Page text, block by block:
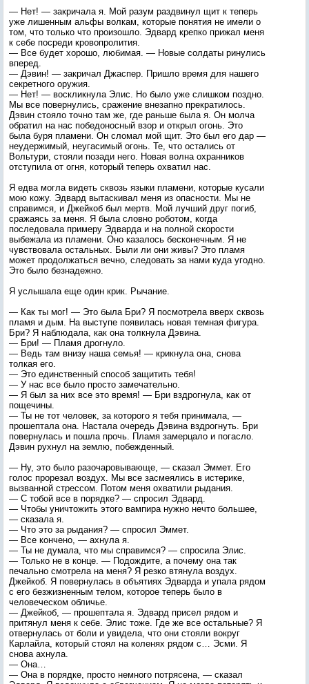
— Нет! — закричала я. Мой разум раздвинул щит к теперь
уже лишенным альфы волкам, которые понятия не имели о
том, что только что произошло. Эдвард крепко прижал меня
к себе посреди кровопролития.
— Все будет хорошо, любимая. — Новые солдаты ринулись
вперед.
— Дэвин! — закричал Джаспер. Пришло время для нашего
секретного оружия.
— Нет! — воскликнула Элис. Но было уже слишком поздно.
Мы все повернулись, сражение внезапно прекратилось.
Дэвин стояло точно там же, где раньше была я. Он молча
обратил на нас победоносный взор и открыл огонь. Это
была буря пламени. Он сломал мой щит. Это был его дар —
неудержимый, неугасимый огонь. Те, что остались от
Вольтури, стояли позади него. Новая волна охранников
отступила от огня, который теперь охватил нас.
Я едва могла видеть сквозь языки пламени, которые кусали
мою кожу. Эдвард вытаскивал меня из опасности. Мы не
справимся, и Джейкоб был мертв. Мой лучший друг погиб,
сражаясь за меня. Я была словно роботом, когда
последовала примеру Эдварда и на полной скорости
выбежала из пламени. Оно казалось бесконечным. Я не
чувствовала остальных. Были ли они живы? Это пламя
может продолжаться вечно, следовать за нами куда угодно.
Это было безнадежно.
Я услышала еще один крик. Рычание.
— Как ты мог! — Это была Бри? Я посмотрела вверх сквозь
пламя и дым. На выступе появилась новая темная фигура.
Бри? Я наблюдала, как она толкнула Дэвина.
— Бри! — Пламя дрогнуло.
— Ведь там внизу наша семья! — крикнула она, снова
толкая его.
— Это единственный способ защитить тебя!
— У нас все было просто замечательно.
— Я был за них все это время! — Бри вздрогнула, как от
пощечины.
— Ты не тот человек, за которого я тебя принимала, —
прошептала она. Настала очередь Дэвина вздрогнуть. Бри
повернулась и пошла прочь. Пламя замерцало и погасло.
Дэвин рухнул на землю, побежденный.
— Ну, это было разочаровывающе, — сказал Эммет. Его
голос прорезал воздух. Мы все засмеялись в истерике,
вызванной стрессом. Потом меня охватили рыдания.
— С тобой все в порядке? — спросил Эдвард.
— Чтобы уничтожить этого вампира нужно нечто большее,
— сказала я.
— Что это за рыдания? — спросил Эммет.
— Все кончено, — ахнула я.
— Ты не думала, что мы справимся? — спросила Элис.
— Только не в конце. — Подождите, а почему она так
печально смотрела на меня? Я резко втянула воздух.
Джейкоб. Я повернулась в объятиях Эдварда и упала рядом
с его безжизненным телом, которое теперь было в
человеческом обличье.
— Джейкоб, — прошептала я. Эдвард присел рядом и
притянул меня к себе. Элис тоже. Где же все остальные? Я
отвернулась от боли и увидела, что они стояли вокруг
Карлайла, который стоял на коленях рядом с… Эсми. Я
снова ахнула.
— Она…
— Она в порядке, просто немного потрясена, — сказал